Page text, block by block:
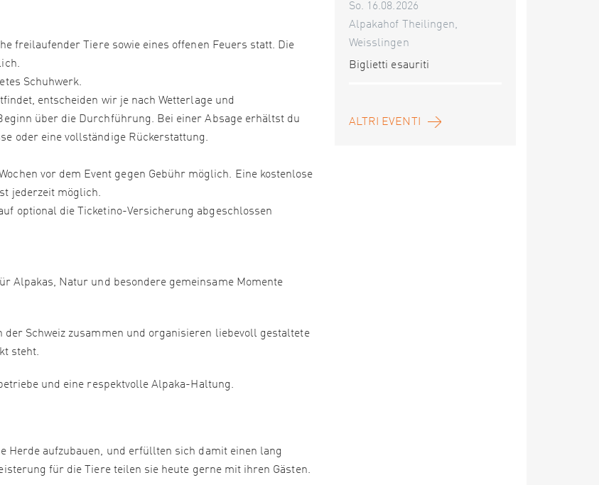
freilaufender Tiere sowie eines offenen Feuers statt. Die
Schuhwerk.
entscheiden wir je nach Wetterlage und
über die Durchführung. Bei einer Absage erhältst du
oder eine vollständige Rückerstattung.
vor dem Event gegen Gebühr möglich. Eine kostenlose
jederzeit möglich.
optional die Ticketino-Versicherung abgeschlossen
Alpakas, Natur und besondere gemeinsame Momente
Schweiz zusammen und organisieren liebevoll gestaltete
steht.
und eine respektvolle Alpaka-Haltung.
Herde aufzubauen, und erfüllten sich damit einen lang
für die Tiere teilen sie heute gerne mit ihren Gästen.
So. 16.08.2026
Alpakahof Theilingen,
Weisslingen
Biglietti esauriti
ALTRI EVENTI